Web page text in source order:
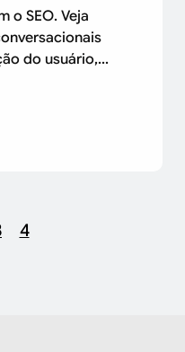
o SEO. Veja
do usuário,...
4